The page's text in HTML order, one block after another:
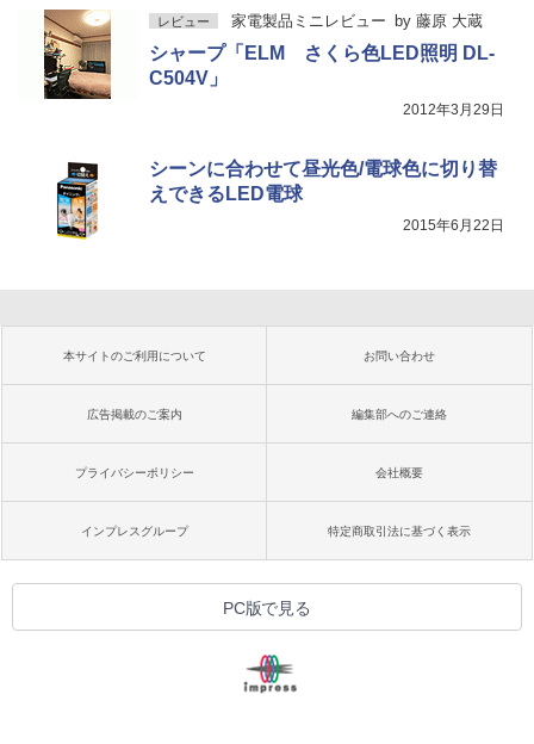
レビュー 家電製品ミニレビュー by 藤原 大蔵
シャープ「ELM さくら色LED照明 DL-
C504V」
2012年3月29日
シーンに合わせて昼光色/電球色に切り替
えできるLED電球
2015年6月22日
本サイトのご利用について お問い合わせ
広告掲載のご案内 編集部へのご連絡
プライバシーポリシー 会社概要
インプレスグループ 特定商取引法に基づく表示
PC版で見る